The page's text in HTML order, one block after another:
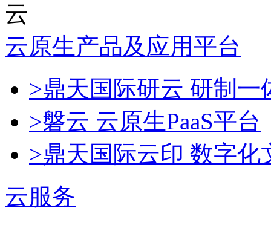
云
云原生产品及应用平台
>鼎天国际研云 研制
>磐云 云原生PaaS平台
>鼎天国际云印 数字化
云服务